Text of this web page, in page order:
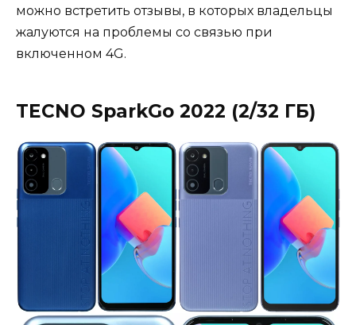
можно встретить отзывы, в которых владельцы
жалуются на проблемы со связью при
включенном 4G.
TECNO SparkGo 2022 (2/32 ГБ)